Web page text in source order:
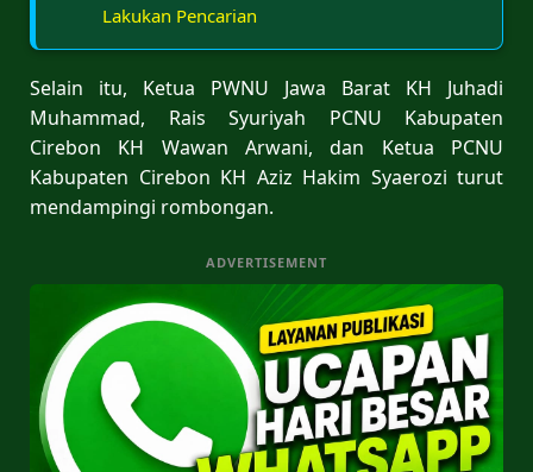
Lakukan Pencarian
Selain itu, Ketua PWNU Jawa Barat KH Juhadi
Muhammad, Rais Syuriyah PCNU Kabupaten
Cirebon KH Wawan Arwani, dan Ketua PCNU
Kabupaten Cirebon KH Aziz Hakim Syaerozi turut
mendampingi rombongan.
ADVERTISEMENT